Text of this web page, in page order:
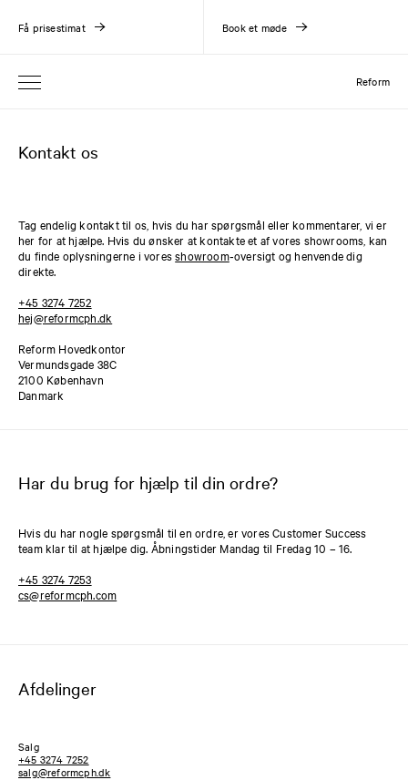
Reform
Få prisestimat Book et møde
Kontakt os
Tag endelig kontakt til os, hvis du har spørgsmål eller kommentarer, vi er
her for at hjælpe. Hvis du ønsker at kontakte et af vores showrooms, kan
du finde oplysningerne i voresshowroom‑oversigt og henvende dig
direkte.
+45 3274 7252
hej@reformcph.dk
Reform Hovedkontor
Vermundsgade 38C
2100 København
Danmark
Har du brug for hjælp til din ordre?
Hvis du har nogle spørgsmål til en ordre, er vores Customer Success
team klar til at hjælpe dig. Åbningstider Mandag til Fredag 10 – 16.
+45 3274 7253
cs@reformcph.com
Afdelinger
Salg
+45 3274 7252
salg@reformcph.dk